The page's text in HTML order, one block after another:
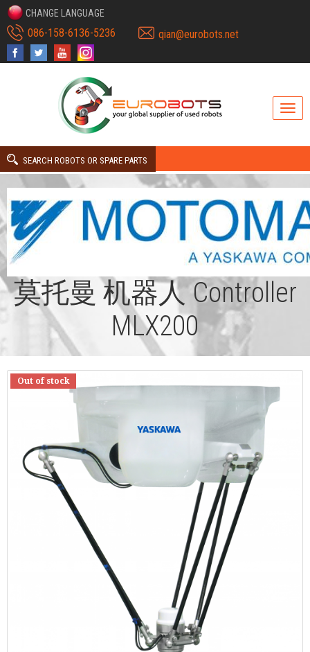
CHANGE LANGUAGE
086-158-6136-5236 qian@eurobots.net
SEARCH ROBOTS OR SPARE PARTS
莫托曼 机器人 Controller
MLX200
Out of stock